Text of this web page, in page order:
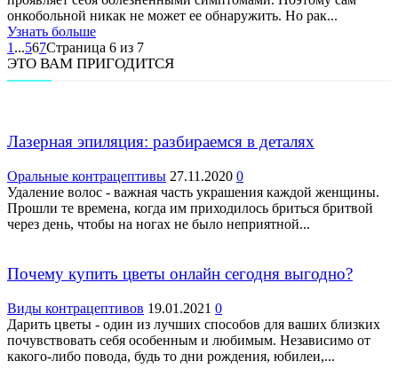
онкобольной никак не может ее обнаружить. Но рак...
Узнать больше
1 ...567Страница 6 из 7
ЭТО ВАМ ПРИГОДИТСЯ
Лазерная эпиляция: разбираемся в деталях
Оральные контрацептивы 27.11.2020 0
Удаление волос - важная часть украшения каждой женщины.
Прошли те времена, когда им приходилось бриться бритвой
через день, чтобы на ногах не было неприятной...
Почему купить цветы онлайн сегодня выгодно?
Виды контрацептивов 19.01.2021 0
Дарить цветы - один из лучших способов для ваших близких
почувствовать себя особенным и любимым. Независимо от
какого-либо повода, будь то дни рождения, юбилеи,...